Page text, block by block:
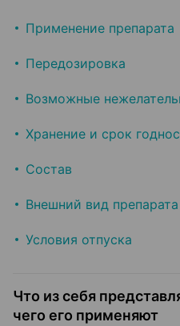
Применение препарата
Передозировка
Возможные
Хранение и срок
Состав
Внешний вид
Условия отпуска
Что из себя
чего его применяют